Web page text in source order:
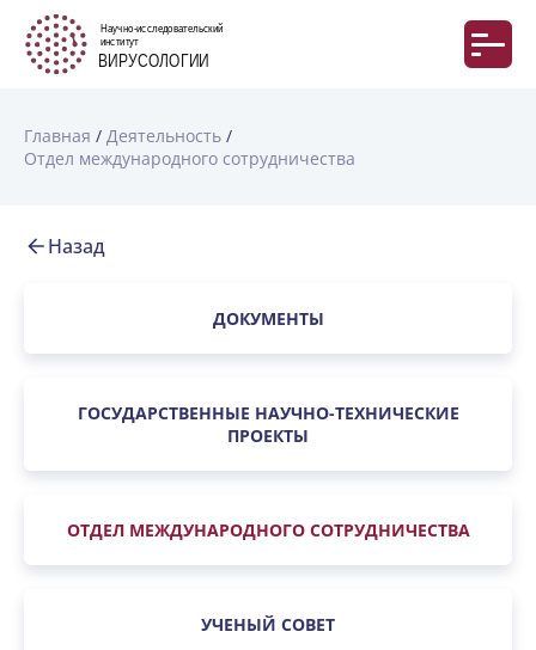
Главная
Деятельность
Отдел международного сотрудничества
Назад
ДОКУМЕНТЫ
ГОСУДАРСТВЕННЫЕ НАУЧНО-ТЕХНИЧЕСКИЕ
ПРОЕКТЫ
ОТДЕЛ МЕЖДУНАРОДНОГО СОТРУДНИЧЕСТВА
УЧЕНЫЙ СОВЕТ